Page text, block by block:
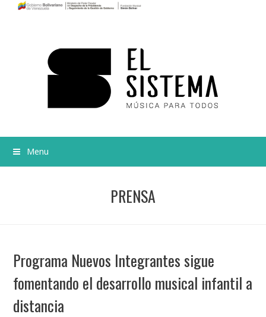
Menu
PRENSA
Programa Nuevos Integrantes sigue
fomentando el desarrollo musical infantil a
distancia